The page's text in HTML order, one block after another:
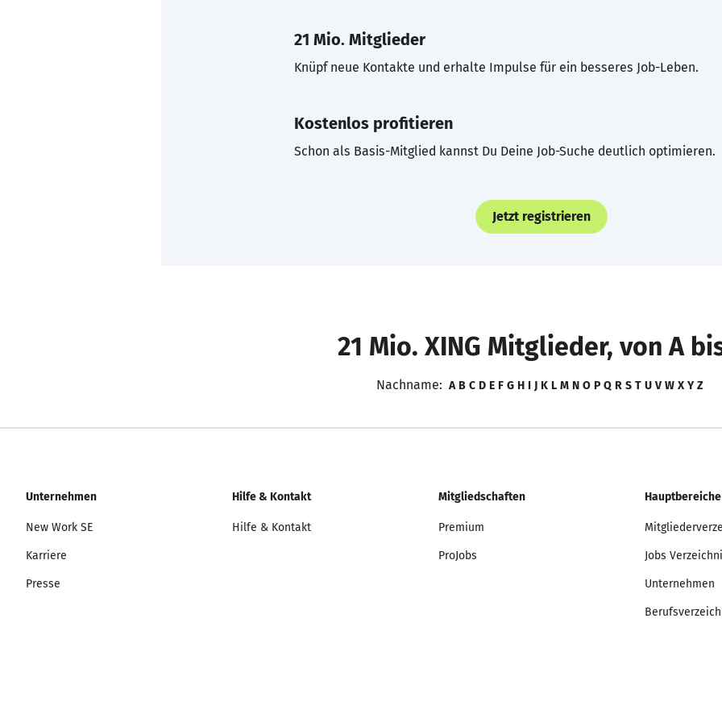
21 Mio. Mitglieder
Knüpf neue Kontakte und erhalte Impulse für ein besseres Job-Leben.
Kostenlos profitieren
Schon als Basis-Mitglied kannst Du Deine Job-Suche deutlich optimieren.
Jetzt registrieren
21 Mio. XING Mitglieder, von A
Nachname: A B C D E F G H I J K L M N O P Q R S T U V W X Y Z
Unternehmen
New Work SE
Karriere
Presse
Hilfe & Kontakt
Hilfe & Kontakt
Mitgliedschaften
Premium
ProJobs
Hauptbereiche
Jobs
Unternehmen